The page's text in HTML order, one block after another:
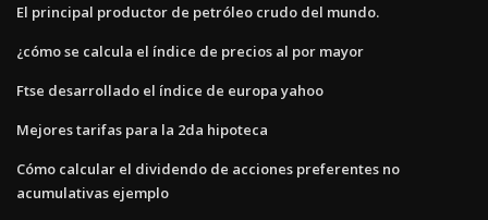
El principal productor de petróleo crudo del mundo.
¿cómo se calcula el índice de precios al por mayor
Ftse desarrollado el índice de europa yahoo
Mejores tarifas para la 2da hipoteca
Cómo calcular el dividendo de acciones preferentes no
acumulativas ejemplo